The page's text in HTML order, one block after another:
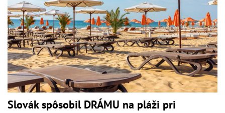
Slovák spôsobil DRÁMU na pláži pri